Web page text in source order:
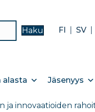
Haku FI SV
alasta Jäsenyys
ja innovaatioiden